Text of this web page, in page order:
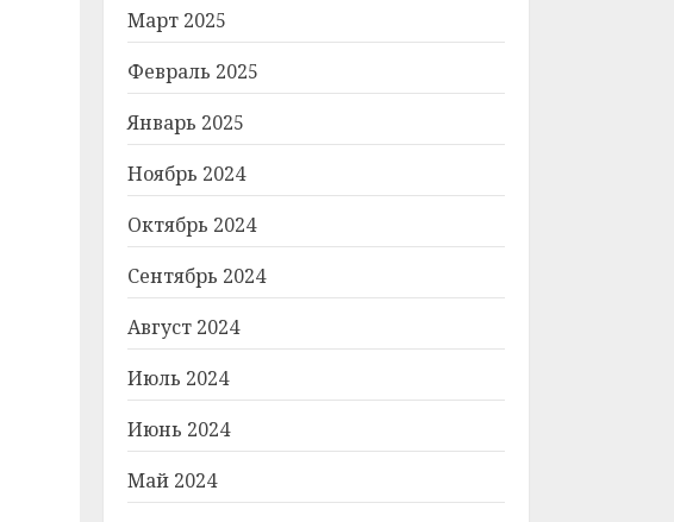
Март 2025
Февраль 2025
Январь 2025
Ноябрь 2024
Октябрь 2024
Сентябрь 2024
Август 2024
Июль 2024
Июнь 2024
Май 2024